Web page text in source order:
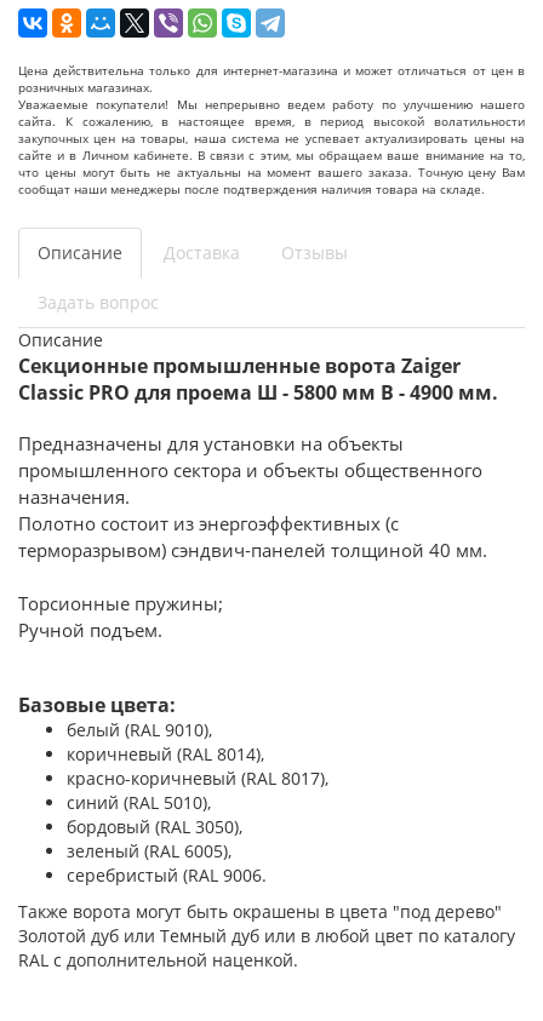
Цена действительна только для интернет-магазина и может отличаться от цен в
розничных магазинах.
Уважаемые покупатели! Мы непрерывно ведем работу по улучшению нашего
сайта. К сожалению, в настоящее время, в период высокой волатильности
закупочных цен на товары, наша система не успевает актуализировать цены на
сайте и в Личном кабинете. В связи с этим, мы обращаем ваше внимание на то,
что цены могут быть не актуальны на момент вашего заказа. Точную цену Вам
сообщат наши менеджеры после подтверждения наличия товара на складе.
Описание Доставка Отзывы
Задать вопрос
Описание
Секционные промышленные ворота Zaiger
Classic PRO для проема Ш - 5800 мм В - 4900 мм.
Предназначены для установки на объекты
промышленного сектора и объекты общественного
назначения.
Полотно состоит из энергоэффективных (с
терморазрывом) сэндвич-панелей толщиной 40 мм.
Торсионные пружины;
Ручной подъем.
Базовые цвета:
белый (RAL 9010),
коричневый (RAL 8014),
красно-коричневый (RAL 8017),
синий (RAL 5010),
бордовый (RAL 3050),
зеленый (RAL 6005),
серебристый (RAL 9006.
Также ворота могут быть окрашены в цвета "под дерево"
Золотой дуб или Темный дуб или в любой цвет по каталогу
RAL с дополнительной наценкой.